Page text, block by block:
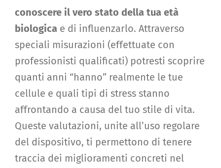
conoscere il vero stato della tua età
biologica e di influenzarlo. Attraverso
speciali misurazioni (effettuate con
professionisti qualificati) potresti scoprire
quanti anni “hanno” realmente le tue
cellule e quali tipi di stress stanno
affrontando a causa del tuo stile di vita.
Queste valutazioni, unite all’uso regolare
del dispositivo, ti permettono di tenere
traccia dei miglioramenti concreti nel